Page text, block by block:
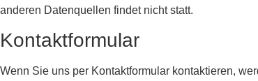
anderen Datenquellen findet nicht statt.
Kontaktformular
Wenn Sie uns per Kontaktformular kontaktieren,